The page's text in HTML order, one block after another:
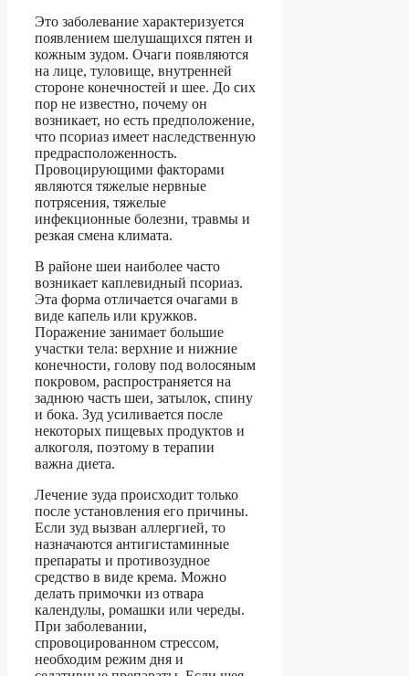
Это заболевание характеризуется
появлением шелушащихся пятен и
кожным зудом. Очаги появляются
на лице, туловище, внутренней
стороне конечностей и шее. До сих
пор не известно, почему он
возникает, но есть предположение,
что псориаз имеет наследственную
предрасположенность.
Провоцирующими факторами
являются тяжелые нервные
потрясения, тяжелые
инфекционные болезни, травмы и
резкая смена климата.
В районе шеи наиболее часто
возникает каплевидный псориаз.
Эта форма отличается очагами в
виде капель или кружков.
Поражение занимает большие
участки тела: верхние и нижние
конечности, голову под волосяным
покровом, распространяется на
заднюю часть шеи, затылок, спину
и бока. Зуд усиливается после
некоторых пищевых продуктов и
алкоголя, поэтому в терапии
важна диета.
Лечение зуда происходит только
после установления его причины.
Если зуд вызван аллергией, то
назначаются антигистаминные
препараты и противозудное
средство в виде крема. Можно
делать примочки из отвара
календулы, ромашки или череды.
При заболевании,
спровоцированном стрессом,
необходим режим дня и